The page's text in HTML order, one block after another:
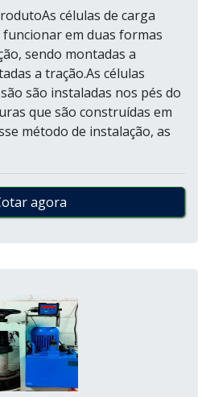
células de carga
em duas formas
sendo montadas a
a tração.As células
são instaladas nos pés do
que são construídas em
método de instalação, as
agora